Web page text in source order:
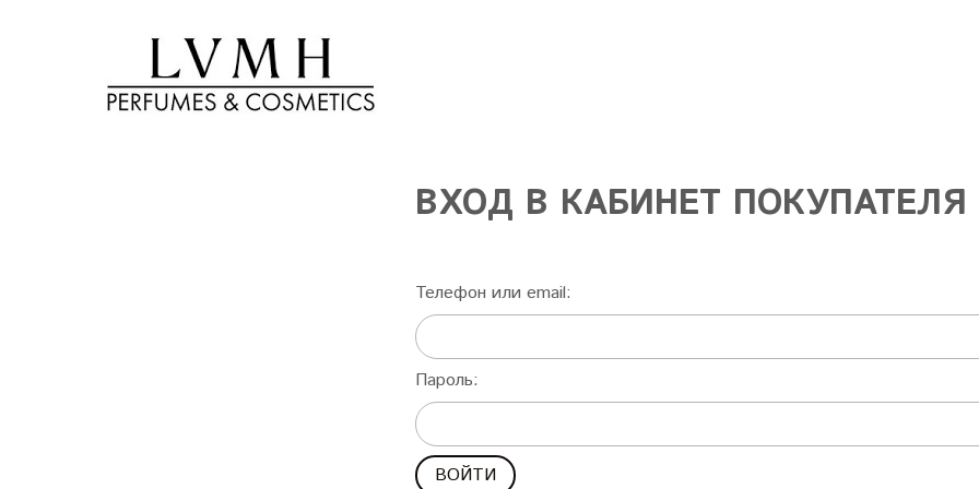
ВХОД В КАБИНЕТ ПОКУПАТЕЛЯ
Телефон или email:
Пароль: